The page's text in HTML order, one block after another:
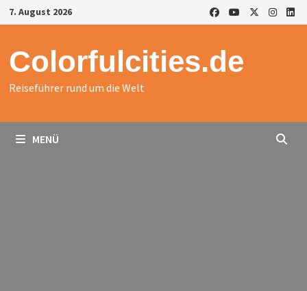
Zurück
zum
7. August 2026
Colorfulcities.de
Reiseführer rund um die Welt
MENÜ